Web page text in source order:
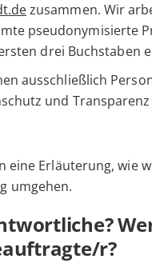
zusammen. Wir
pseudonymisierte
drei Buchstaben
ausschließlich
und
eine Erläuterung, wie
umgehen.
r?